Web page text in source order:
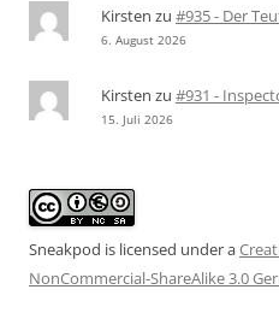
Kirsten zu #935 - Der
6. August 2026
Kirsten zu #931 -
15. Juli 2026
Sneakpod is licensed under a
NonCommercial-ShareAlike 3.0